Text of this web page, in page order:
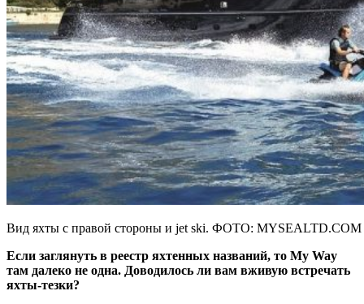
Вид яхты с правой стороны и jet ski. ФОТО: MYSEALTD.COM
Если заглянуть в реестр яхтенных названий, то My Way
там далеко не одна. Доводилось ли вам вживую встречать
яхты-тезки?